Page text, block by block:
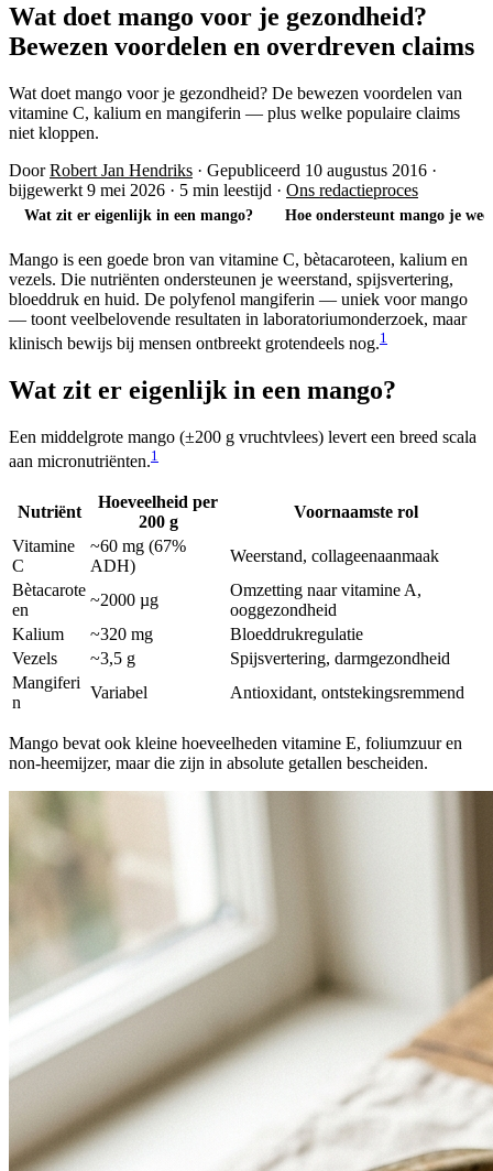
Wat doet mango voor je gezondheid?
Bewezen voordelen en overdreven claims
Wat doet mango voor je gezondheid? De bewezen voordelen van
vitamine C, kalium en mangiferin — plus welke populaire claims
niet kloppen.
DoorRobert Jan Hendriks · Gepubliceerd 10 augustus 2016 ·
bijgewerkt 9 mei 2026 · 5 min leestijd · Ons redactieproces
Wat zit er eigenlijk in een mango? Hoe ondersteunt mango je
Mango is een goede bron van vitamine C, bètacaroteen, kalium en
vezels. Die nutriënten ondersteunen je weerstand, spijsvertering,
bloeddruk en huid. De polyfenol mangiferin — uniek voor mango
— toont veelbelovende resultaten in laboratoriumonderzoek, maar
klinisch bewijs bij mensen ontbreekt grotendeels nog.1
Wat zit er eigenlijk in een mango?
Een middelgrote mango (±200 g vruchtvlees) levert een breed scala
aan micronutriënten.1
Nutriënt
Hoeveelheid per
200 g
Voornaamste rol
Vitamine
C
~60 mg (67%
ADH)
Weerstand, collageenaanmaak
Bètacarote
en
~2000 µg
Omzetting naar vitamine A,
ooggezondheid
Kalium
~320 mg
Bloeddrukregulatie
Vezels
~3,5 g
Spijsvertering, darmgezondheid
Mangiferi
n
Variabel Antioxidant, ontstekingsremmend
Mango bevat ook kleine hoeveelheden vitamine E, foliumzuur en
non-heemijzer, maar die zijn in absolute getallen bescheiden.